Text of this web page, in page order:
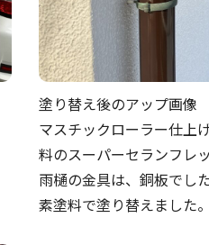
塗り替え後のアップ画像
マスチックローラー仕上
料のスーパーセランフレ
雨樋の金具は、銅板でし
素塗料で塗り替えました。